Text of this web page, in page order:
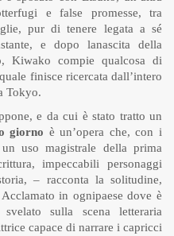
e false promesse, tra
pur di tenere legata a sé
e dopo lanascita della
Kiwako compie qualcosa di
finisce ricercata dall’intero
Tokyo.
e da cui è stato tratto un
giorno è un’opera che, con i
uso magistrale della prima
impeccabili personaggi
– racconta la solitudine,
in ognipaese dove è
sulla scena letteraria
capace di narrare i capricci